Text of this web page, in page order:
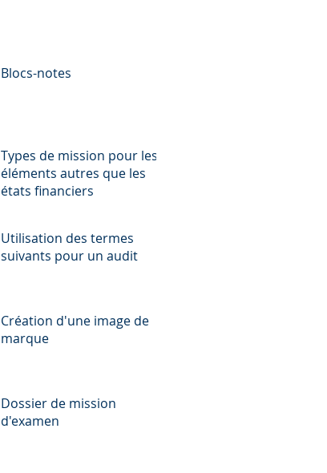
Blocs-notes
Types de mission pour les
éléments autres que les
états financiers
Utilisation des termes
suivants pour un audit
Création d'une image de
marque
Dossier de mission
d'examen